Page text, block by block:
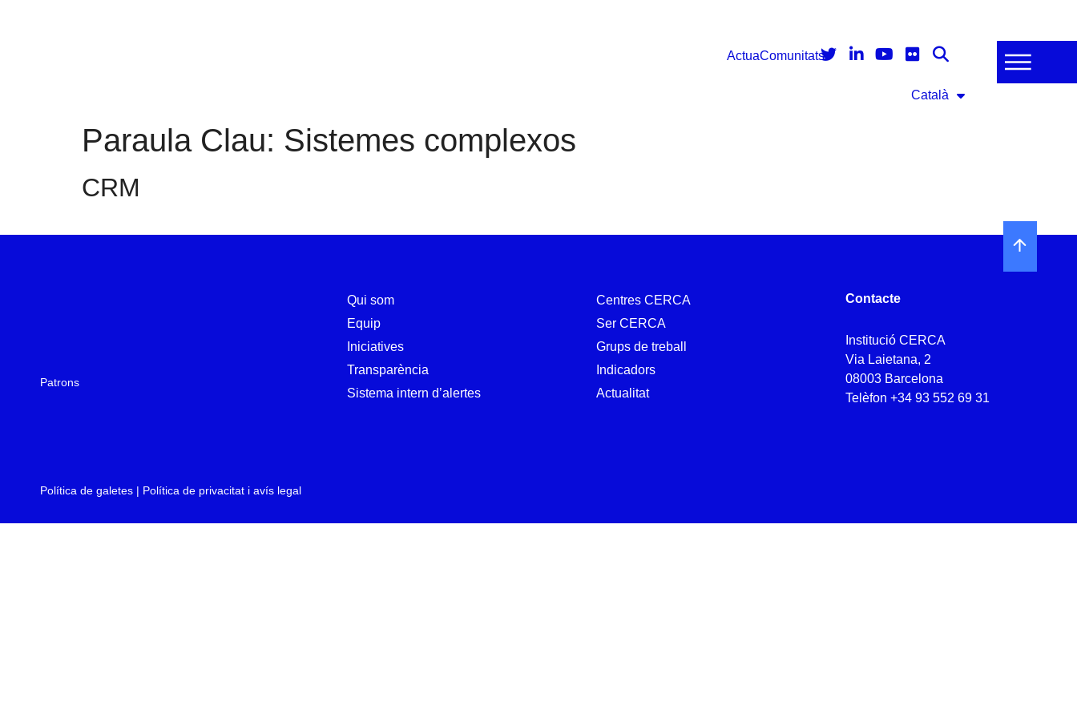
ActuaComunitats
Català
Paraula Clau: Sistemes complexos
CRM
Patrons
Qui som
Equip
Iniciatives
Transparència
Sistema intern d’alertes
Centres CERCA
Ser CERCA
Grups de treball
Indicadors
Actualitat
Contacte
Institució CERCA
Via Laietana, 2
08003 Barcelona
Telèfon+34 93 552 69 31
Política de galetes | Política de privacitat i avís legal